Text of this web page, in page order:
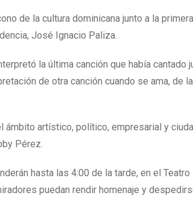
de la cultura dominicana junto a la
José Ignacio Paliza.
la última canción que había cantado
de otra canción cuando se ama, de
artístico, político, empresarial y
Pérez.
hasta las 4:00 de la tarde, en el Teatro
puedan rendir homenaje y